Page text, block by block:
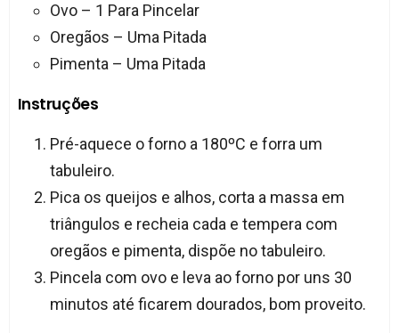
Ovo – 1 Para Pincelar
Oregãos – Uma Pitada
Pimenta – Uma Pitada
Instruções
Pré-aquece o forno a 180ºC e forra um
tabuleiro.
Pica os queijos e alhos, corta a massa em
triângulos e recheia cada e tempera com
oregãos e pimenta, dispõe no tabuleiro.
Pincela com ovo e leva ao forno por uns 30
minutos até ficarem dourados, bom proveito.